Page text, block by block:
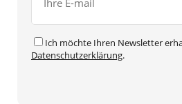
Ich möchte Ihren Newsletter
Datenschutzerklärung.